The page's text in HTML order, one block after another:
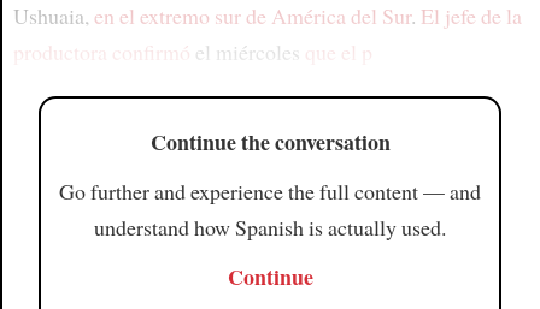
Ushuaia, en el extremo sur de América del Sur. El jefe de la
productora confirmó el miércoles que el p
Continue the conversation
Go further and experience the full content — and
understand how Spanish is actually used.
Continue